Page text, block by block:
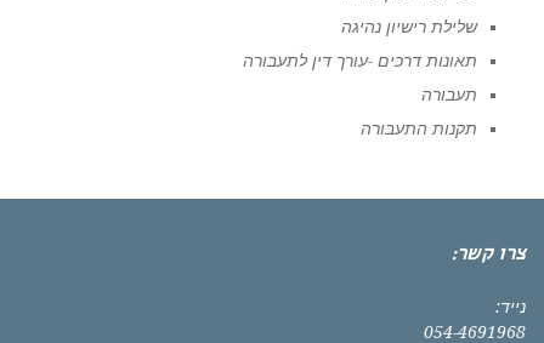
שלילת רישיון נהיגה
תאונות דרכים -עורך דין לתעבורה
תעבורה
תקנות התעבורה
צרו קשר:
נייד:
054-4691968